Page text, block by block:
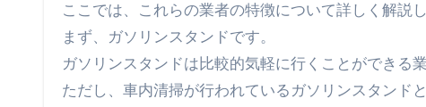
ここでは、これらの業者の特徴について詳しく解説
まず、ガソリンスタンドです。
ガソリンスタンドは比較的気軽に行くことができる
ただし、車内清掃が行われているガソリンスタンド